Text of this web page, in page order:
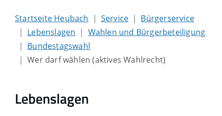
Startseite Heubach Service
Bürgerservice
Lebenslagen
Wahlen und Bürgerbeteiligung
Bundestagswahl
Wer darf wählen (aktives Wahlrecht)
Lebenslagen